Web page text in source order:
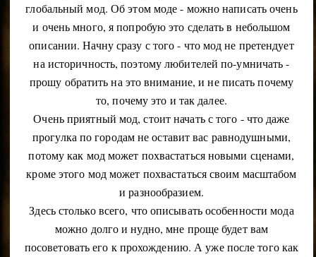
глобальный мод. Об этом моде - можно написать очень
и очень много, я попробую это сделать в небольшом
описании. Начну сразу с того - что мод не претендует
на историчность, поэтому любителей по-умничать -
прошу обратить на это внимание, и не писать почему
то, почему это и так далее.
Очень приятный мод, стоит начать с того - что даже
прогулка по городам не оставит вас равнодушными,
потому как мод может похвастаться новыми сценами,
кроме этого мод может похвастаться своим масштабом
и разнообразием.
Здесь столько всего, что описывать особенности мода
можно долго и нудно, мне проще будет вам
посоветовать его к прохождению. А уже после того как